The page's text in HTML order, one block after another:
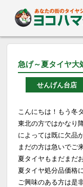
急げ～夏タイヤ大
せんげん台店
こんにちは！もう冬
東北の方ではかなり
によっては既に欠品
まだの方は急いでご
夏タイヤもまだまだ
夏タイヤ処分品価格
ご興味のある方は是